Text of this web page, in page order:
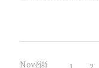
Novější